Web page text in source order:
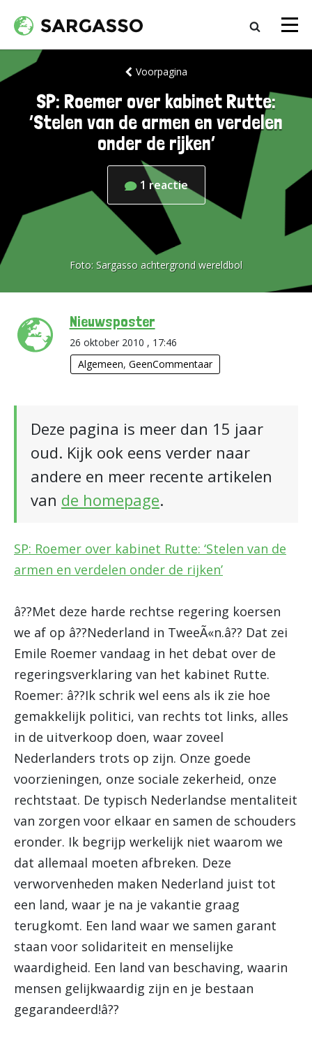
Voorpagina
SP: Roemer over kabinet Rutte:
‘Stelen van de armen en verdelen
onder de rijken’
1 reactie
Foto: Sargasso achtergrond wereldbol
Nieuwsposter
26 oktober 2010 , 17:46
Algemeen, GeenCommentaar
Deze pagina is meer dan 15 jaar
oud. Kijk ook eens verder naar
andere en meer recente artikelen
van de homepage.
SP: Roemer over kabinet Rutte: ‘Stelen van de
armen en verdelen onder de rijken’
â??Met deze harde rechtse regering koersen
we af op â??Nederland in TweeÃ«n.â?? Dat zei
Emile Roemer vandaag in het debat over de
regeringsverklaring van het kabinet Rutte.
Roemer: â??Ik schrik wel eens als ik zie hoe
gemakkelijk politici, van rechts tot links, alles
in de uitverkoop doen, waar zoveel
Nederlanders trots op zijn. Onze goede
voorzieningen, onze sociale zekerheid, onze
rechtstaat. De typisch Nederlandse mentaliteit
van zorgen voor elkaar en samen de schouders
eronder. Ik begrijp werkelijk niet waarom we
dat allemaal moeten afbreken. Deze
verworvenheden maken Nederland juist tot
een land, waar je na je vakantie graag
terugkomt. Een land waar we samen garant
staan voor solidariteit en menselijke
waardigheid. Een land van beschaving, waarin
mensen gelijkwaardig zijn en je bestaan
gegarandeerd!â??